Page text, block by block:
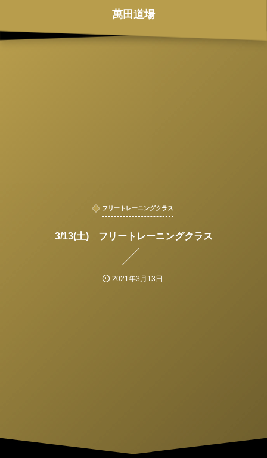
萬田道場
フリートレーニングクラス
3/13(土) フリートレーニングクラス
2021年3月13日